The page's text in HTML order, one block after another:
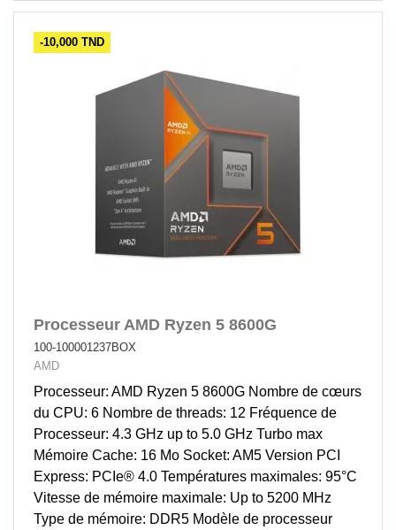
-10,000 TND
Processeur AMD Ryzen 5 8600G
100-100001237BOX
AMD
Processeur: AMD Ryzen 5 8600G Nombre de cœurs
du CPU: 6 Nombre de threads: 12 Fréquence de
Processeur: 4.3 GHz up to 5.0 GHz Turbo max
Mémoire Cache: 16 Mo Socket: AM5 Version PCI
Express: PCIe® 4.0 Températures maximales: 95°C
Vitesse de mémoire maximale: Up to 5200 MHz
Type de mémoire: DDR5 Modèle de processeur